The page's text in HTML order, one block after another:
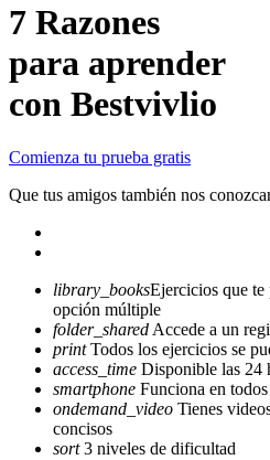
7 Razones
para aprender
con Bestvivlio
Comienza tu prueba gratis
Que tus amigos también nos
library_booksEjercicios que te
opción múltiple
folder_shared Accede a un
printTodos los ejercicios se
access_time Disponible las 24
smartphone Funciona en
ondemand_video Tienes
concisos
sort3 niveles de dificultad